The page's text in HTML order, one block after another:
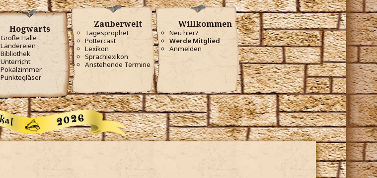
Hogwarts
Große Halle
Ländereien
Bibliothek
Unterricht
Pokalzimmer
Punktegläser
Zauberwelt
Tagesprophet
Pottercast
Lexikon
Sprachlexikon
Anstehende Termine
Willkommen
Neu hier?
Werde Mitglied
Anmelden